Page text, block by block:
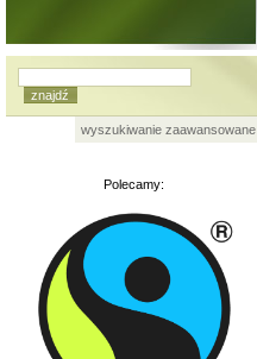
wyszukiwanie zaawansowane
Polecamy: